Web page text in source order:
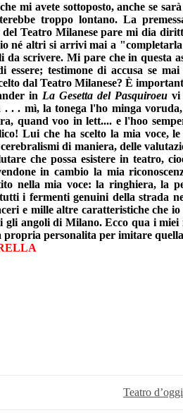
mi avete sottoposto, anche se
troppo lontano. La
Teatro Milanese pare mi dia
né altri si arrivi mai a
scrivere. Mi pare che in questa
essere; testimone di accusa se
dal Teatro Milanese? È
in La Gesetta del Pasquiroeu vi
. . mì, la tonega l'ho minga
quand voo in lett.... e l'hoo
Lui che ha scelto la mia voce, le
di maniera, delle
che possa esistere in teatro,
in cambio la mia
nella mia voce: la ringhiera, la
i fermenti genuini della strada
e mille altre caratteristiche che
angoli di Milano. Ecco qua i miei
propria personalita per imitare
Teatro